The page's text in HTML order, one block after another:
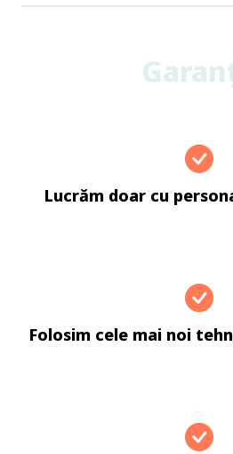
Lucrăm doar cu
Folosim cele mai noi